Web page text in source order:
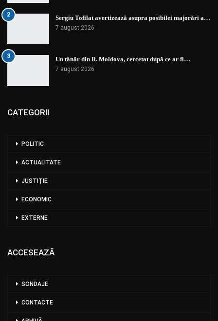
2 Sergiu Tofilat avertizează asupra posibilei majorări a…
7 august 2026
3 Un tânăr din R. Moldova, cercetat după ce ar fi…
7 august 2026
CATEGORII
POLITIC
ACTUALITATE
JUSTIȚIE
ECONOMIC
EXTERNE
ACCESEAZĂ
SONDAJE
CONTACTE